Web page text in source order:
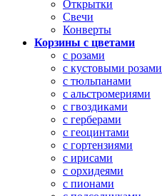
Открытки
Свечи
Конверты
Корзины с цветами
с розами
с кустовыми розами
с тюльпанами
с альстромериями
с гвоздиками
с герберами
с геоцинтами
с гортензиями
с ирисами
с орхидеями
с пионами